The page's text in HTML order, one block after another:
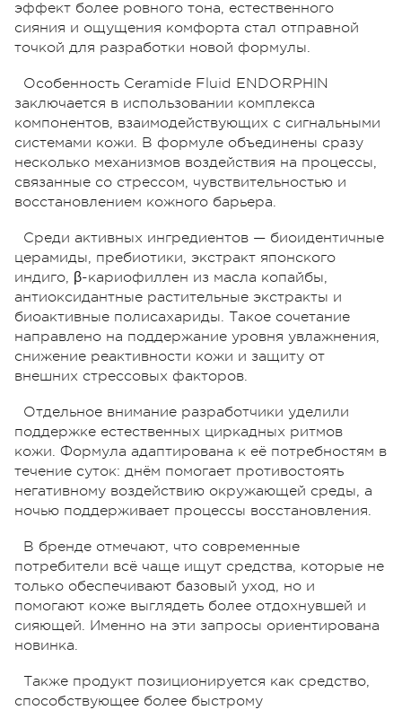
эффект более ровного тона, естественного
сияния и ощущения комфорта стал отправной
точкой для разработки новой формулы.
Особенность Ceramide Fluid ENDORPHIN
заключается в использовании комплекса
компонентов, взаимодействующих с сигнальными
системами кожи. В формуле объединены сразу
несколько механизмов воздействия на процессы,
связанные со стрессом, чувствительностью и
восстановлением кожного барьера.
Среди активных ингредиентов — биоидентичные
церамиды, пребиотики, экстракт японского
индиго, β-кариофиллен из масла копайбы,
антиоксидантные растительные экстракты и
биоактивные полисахариды. Такое сочетание
направлено на поддержание уровня увлажнения,
снижение реактивности кожи и защиту от
внешних стрессовых факторов.
Отдельное внимание разработчики уделили
поддержке естественных циркадных ритмов
кожи. Формула адаптирована к её потребностям в
течение суток: днём помогает противостоять
негативному воздействию окружающей среды, а
ночью поддерживает процессы восстановления.
В бренде отмечают, что современные
потребители всё чаще ищут средства, которые не
только обеспечивают базовый уход, но и
помогают коже выглядеть более отдохнувшей и
сияющей. Именно на эти запросы ориентирована
новинка.
Также продукт позиционируется как средство,
способствующее более быстрому